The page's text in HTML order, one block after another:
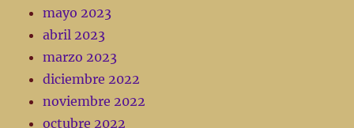
mayo 2023
abril 2023
marzo 2023
diciembre 2022
noviembre 2022
octubre 2022